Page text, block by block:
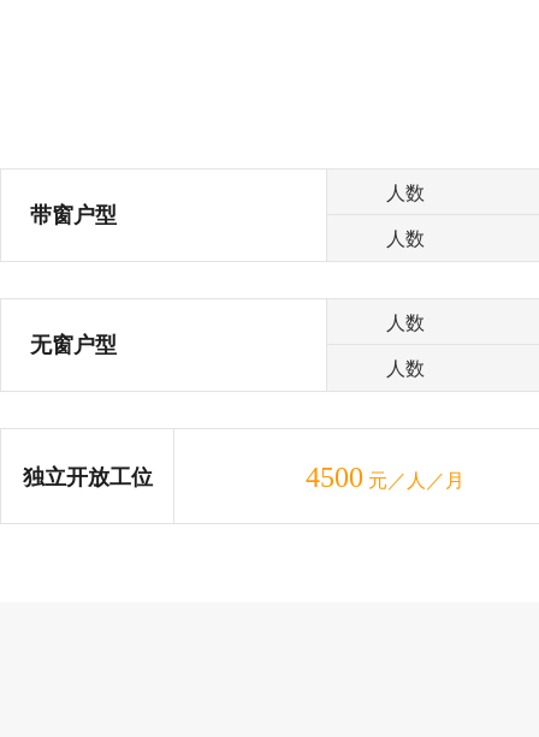
带窗户型
人数
人数
无窗户型
人数
人数
独立开放工位 4500 元／人／月